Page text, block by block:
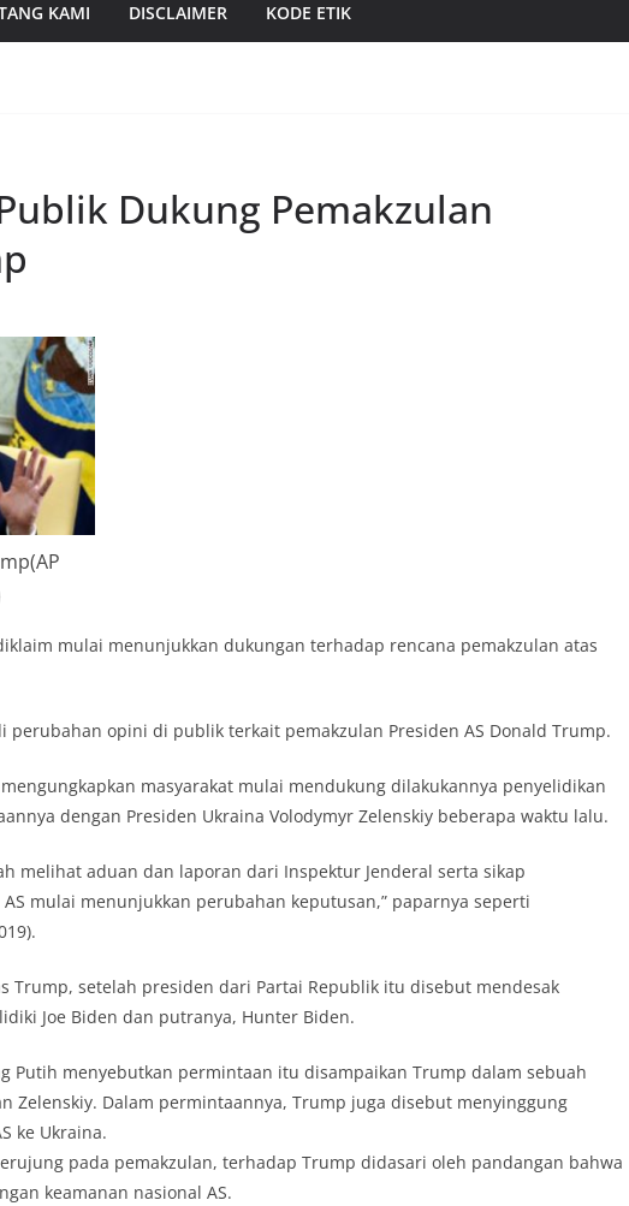
KAMI DISCLAIMER KODE ETIK
Dukung Pemakzulan
mulai menunjukkan dukungan terhadap rencana pemakzulan atas
perubahan opini di publik terkait pemakzulan Presiden AS Donald Trump.
mengungkapkan masyarakat mulai mendukung dilakukannya penyelidikan
dengan Presiden Ukraina Volodymyr Zelenskiy beberapa waktu lalu.
melihat aduan dan laporan dari Inspektur Jenderal serta sikap
mulai menunjukkan perubahan keputusan,” paparnya seperti
Trump, setelah presiden dari Partai Republik itu disebut mendesak
Joe Biden dan putranya, Hunter Biden.
Putih menyebutkan permintaan itu disampaikan Trump dalam sebuah
Zelenskiy. Dalam permintaannya, Trump juga disebut menyinggung
ke Ukraina.
pada pemakzulan, terhadap Trump didasari oleh pandangan bahwa
keamanan nasional AS.